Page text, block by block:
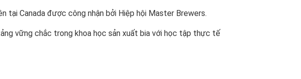
tại Canada được công nhận bởi Hiệp hội Master Brewers.
vững chắc trong khoa học sản xuất bia với học tập thực tế